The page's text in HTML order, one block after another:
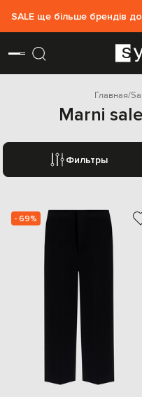
SALE ще більше брендів
Главная
Marni
Фильтры
- 69%